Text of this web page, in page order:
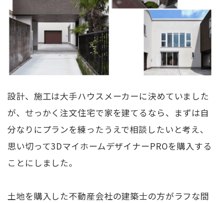
設計、施工は大手ハウスメーカーに決めていました
が、せっかく注文住宅で家を建てるなら、まずは自
分なりにプランを練ったうえで相談したいと考え、
思い切って3DマイホームデザイナーPROを購入する
ことにしました。
土地を購入した不動産会社の建築士の方がラフな間